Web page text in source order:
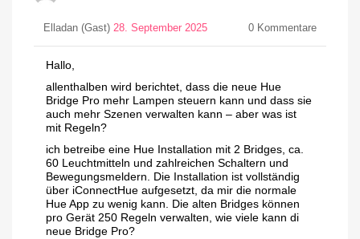
Elladan (Gast) 28. September 2025 0 Kommentare
Hallo,
allenthalben wird berichtet, dass die neue Hue
Bridge Pro mehr Lampen steuern kann und dass sie
auch mehr Szenen verwalten kann – aber was ist
mit Regeln?
ich betreibe eine Hue Installation mit 2 Bridges, ca.
60 Leuchtmitteln und zahlreichen Schaltern und
Bewegungsmeldern. Die Installation ist vollständig
über iConnectHue aufgesetzt, da mir die normale
Hue App zu wenig kann. Die alten Bridges können
pro Gerät 250 Regeln verwalten, wie viele kann di
neue Bridge Pro?